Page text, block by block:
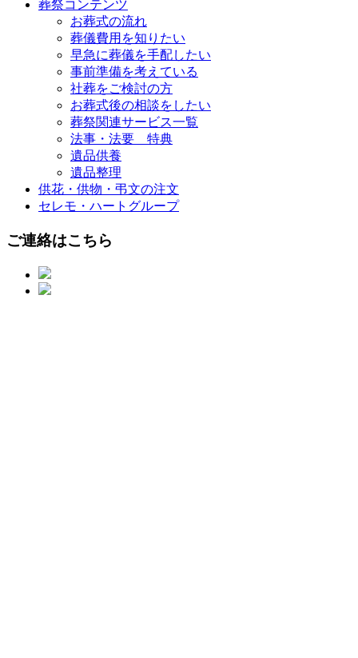
葬祭コンテンツ
お葬式の流れ
葬儀費用を知りたい
早急に葬儀を手配したい
事前準備を考えている
社葬をご検討の方
お葬式後の相談をしたい
葬祭関連サービス一覧
法事・法要 特典
遺品供養
遺品整理
供花・供物・弔文の注文
セレモ・ハートグループ
ご連絡はこちら